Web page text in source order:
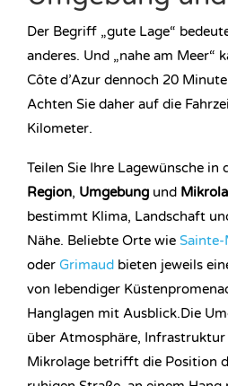
Der Begriff „gute Lage“
anderes. Und „nahe am Meer“
Côte d’Azur dennoch 20
Achten Sie daher auf die
Kilometer.
Teilen Sie Ihre Lagewünsche in
Region, Umgebung und
bestimmt Klima, Landschaft
Nähe. Beliebte Orte wie
oder Grimaud bieten jeweils
von lebendiger
Hanglagen mit Ausblick.Die
über Atmosphäre,
Mikrolage betrifft die Position